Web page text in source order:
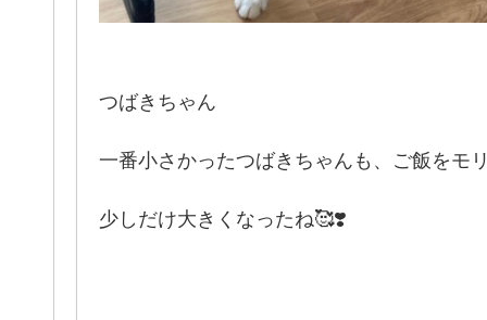
つばきちゃん
一番小さかったつばきちゃんも、ご飯をモ
少しだけ大きくなったね🥰❣️